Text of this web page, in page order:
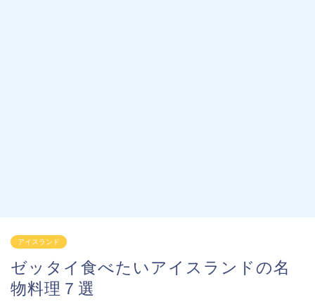
アイスランド
ゼッタイ食べたいアイスランドの名
物料理７選